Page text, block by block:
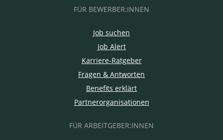
FÜR BEWERBER:INNEN
Job suchen
Job Alert
Karriere-Ratgeber
Fragen & Antworten
Benefits erklärt
Partnerorganisationen
FÜR ARBEITGEBER:INNEN